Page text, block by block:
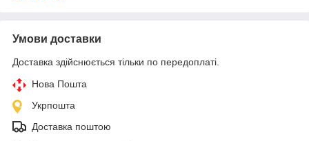
Умови доставки
Доставка здійснюється тільки по передоплаті.
Нова Пошта
Укрпошта
Доставка поштою